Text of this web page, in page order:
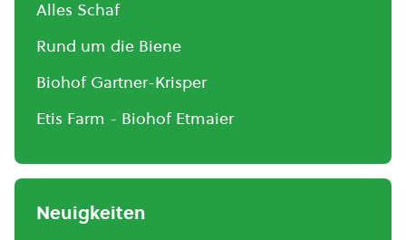
Alles Schaf
Rund um die Biene
Biohof Gartner-Krisper
Etis Farm - Biohof Etmaier
Neuigkeiten